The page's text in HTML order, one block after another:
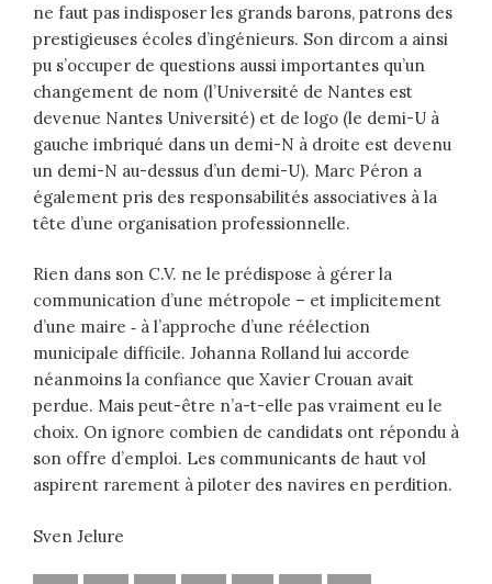
ne faut pas indisposer les grands barons, patrons des
prestigieuses écoles d’ingénieurs. Son dircom a ainsi
pu s’occuper de questions aussi importantes qu’un
changement de nom (l’Université de Nantes est
devenue Nantes Université) et de logo (le demi-U à
gauche imbriqué dans un demi-N à droite est devenu
un demi-N au-dessus d’un demi-U). Marc Péron a
également pris des responsabilités associatives à la
tête d’une organisation professionnelle.
Rien dans son C.V. ne le prédispose à gérer la
communication d’une métropole – et implicitement
d’une maire ‑ à l’approche d’une réélection
municipale difficile. Johanna Rolland lui accorde
néanmoins la confiance que Xavier Crouan avait
perdue. Mais peut-être n’a-t-elle pas vraiment eu le
choix. On ignore combien de candidats ont répondu à
son offre d’emploi. Les communicants de haut vol
aspirent rarement à piloter des navires en perdition.
Sven Jelure